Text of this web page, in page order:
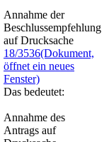
Annahme der
Beschlussempfehlung
auf Drucksache
18/3536(Dokument,
öffnet ein neues
Fenster)
Das bedeutet:
Annahme des
Antrags auf